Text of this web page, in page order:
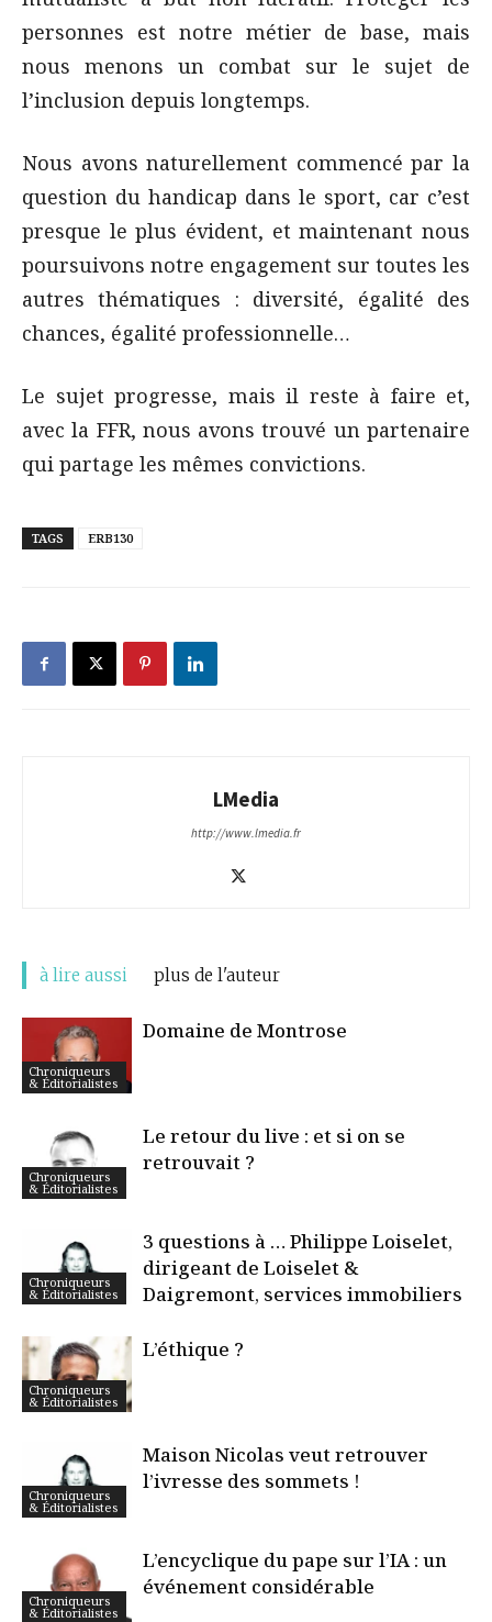
personnes est notre métier de base, mais
nous menons un combat sur le sujet de
l’inclusion depuis longtemps.
Nous avons naturellement commencé par la
question du handicap dans le sport, car c’est
presque le plus évident, et maintenant nous
poursuivons notre engagement sur toutes les
autres thématiques : diversité, égalité des
chances, égalité professionnelle…
Le sujet progresse, mais il reste à faire et,
avec la FFR, nous avons trouvé un partenaire
qui partage les mêmes convictions.
TAGS ERB130
LMedia
http://www.lmedia.fr
à lire aussi plus de l'auteur
Chroniqueurs
& Éditorialistes
Domaine de Montrose
Chroniqueurs
& Éditorialistes
Le retour du live : et si on se
retrouvait ?
Chroniqueurs
& Éditorialistes
3 questions à … Philippe Loiselet,
dirigeant de Loiselet &
Daigremont, services immobiliers
Chroniqueurs
& Éditorialistes
L’éthique ?
Chroniqueurs
& Éditorialistes
Maison Nicolas veut retrouver
l’ivresse des sommets !
Chroniqueurs
& Éditorialistes
L’encyclique du pape sur l’IA : un
événement considérable